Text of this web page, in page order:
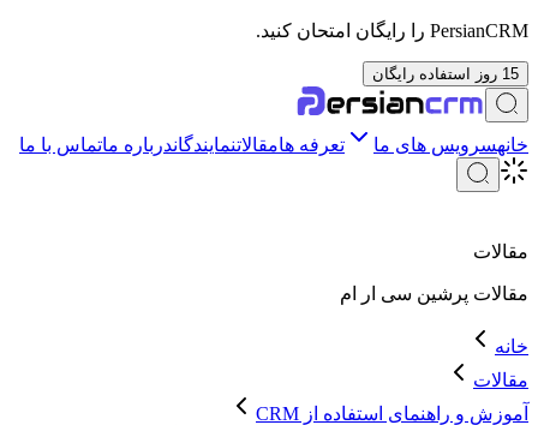
PersianCRM را رایگان امتحان کنید.
15 روز استفاده رایگان
خانهسرویس های ما تعرفه هامقالاتنمایندگاندرباره ماتماس با ما
مقالات
مقالات پرشین سی ار ام
خانه
مقالات
آموزش و راهنمای استفاده از CRM